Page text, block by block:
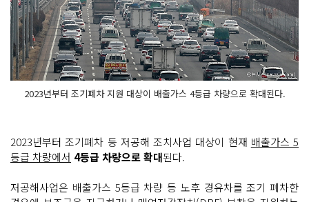
2023년부터 조기폐차 지원 대상이 배출가스 4등급 차량으로 확대된다.
2023년부터 조기폐차 등 저공해 조치사업 대상이 현재 배출가스 5
등급 차량에서 4등급 차량으로 확대된다.
저공해사업은 배출가스 5등급 차량 등 노후 경유차를 조기 폐차한